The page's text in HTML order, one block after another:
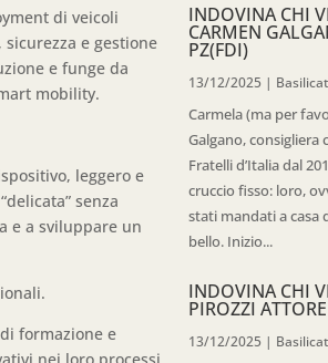
di veicoli
e gestione
e funge da
mobility.
leggero e
senza
e a sviluppare un
formazione e
INDOVINA CHI
CARMEN
PZ(FDI)
13/12/2025 |
Carmela (ma per
Galgano, consigliera
Fratelli d’Italia dal
cruccio fisso: loro,
stati mandati a
bello. Inizio...
INDOVINA CHI
PIROZZI
13/12/2025 |